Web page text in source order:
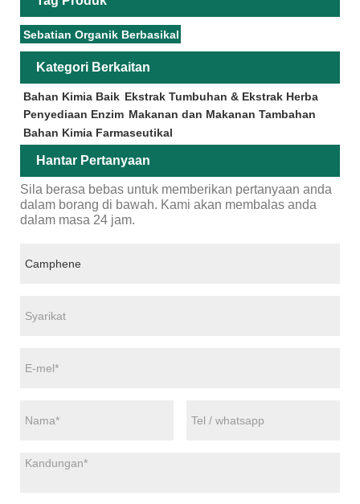
Sebatian Organik Berbasikal
Kategori Berkaitan
Bahan Kimia Baik Ekstrak Tumbuhan & Ekstrak Herba
Penyediaan Enzim Makanan dan Makanan Tambahan
Bahan Kimia Farmaseutikal
Hantar Pertanyaan
Sila berasa bebas untuk memberikan pertanyaan anda
dalam borang di bawah. Kami akan membalas anda
dalam masa 24 jam.